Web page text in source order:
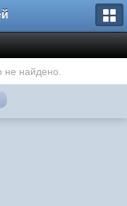
не найдено.